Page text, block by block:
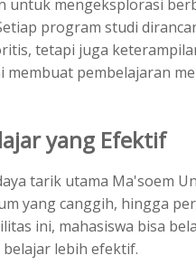
untuk mengeksplorasi
program studi
tetapi juga
pembelajaran
yang Efektif
tarik utama Ma'soem
yang canggih, hingga
ini, mahasiswa bisa
lebih efektif.